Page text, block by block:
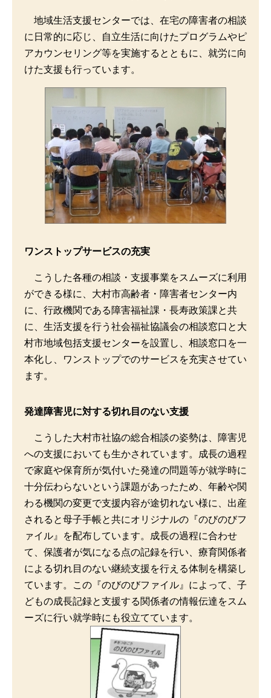
地域生活支援センターでは、在宅の障害者の相談
に日常的に応じ、自立生活に向けたプログラムやピ
アカウンセリング等を実施するとともに、就労に向
けた支援も行っています。
ワンストップサービスの充実
こうした各種の相談・支援事業をスムーズに利用
ができる様に、大村市高齢者・障害者センター内
に、行政機関である障害福祉課・長寿政策課と共
に、生活支援を行う社会福祉協議会の相談窓口と大
村市地域包括支援センターを設置し、相談窓口を一
本化し、ワンストップでのサービスを充実させてい
ます。
発達障害児に対する切れ目のない支援
こうした大村市社協の総合相談の姿勢は、障害児
への支援においても生かされています。成長の過程
で家庭や保育所が気付いた発達の問題等が就学時に
十分伝わらないという課題があったため、年齢や関
わる機関の変更で支援内容が途切れない様に、出産
されると母子手帳と共にオリジナルの『のびのびフ
ァイル』を配布しています。成長の過程に合わせ
て、保護者が気になる点の記録を行い、療育関係者
による切れ目のない継続支援を行える体制を構築し
ています。この『のびのびファイル』によって、子
どもの成長記録と支援する関係者の情報伝達をスム
ーズに行い就学時にも役立てています。